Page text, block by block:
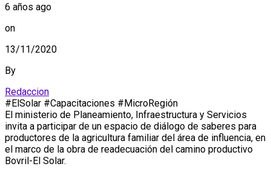
6 años ago
on
13/11/2020
By
Redaccion
#ElSolar #Capacitaciones #MicroRegión
El ministerio de Planeamiento, Infraestructura y Servicios
invita a participar de un espacio de diálogo de saberes para
productores de la agricultura familiar del área de influencia, en
el marco de la obra de readecuación del camino productivo
Bovril-El Solar.